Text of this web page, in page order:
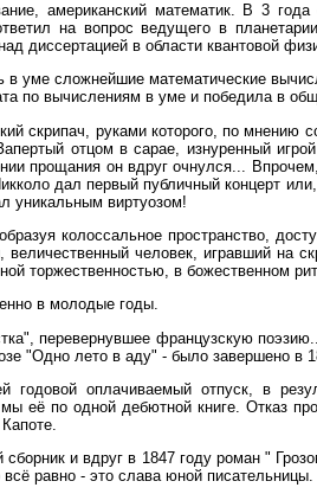
американский математик. В 3
на вопрос ведущего в
диссертацией в области квантовой
уме сложнейшие математические
по вычислениям в уме и победила в
скрипач, руками которого, по
отцом в сарае, изнуренный
прощания он вдруг очнулся...
дал первый публичный концерт
уникальным виртуозом!
колоссальное пространство,
человек, игравший
торжественностью, в божественном
в молодые годы.
перевернувшее французскую
"Одно лето в аду" - было завершено в
оплачиваемый отпуск, в
её по одной дебютной книге. Отказ
и вдруг в 1847 году роман "
равно - это слава юной писательницы.